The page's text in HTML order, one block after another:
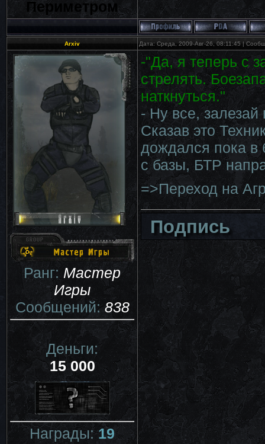
Периметром
Arxiv Дата: Среда, 2009-Авг-26, 08:11:45 |
Ранг:Мастер
Игры
Сообщений:838
Деньги:
15 000
Награды:19
-"Да, я теперь с
стрелять.
наткнуться."
- Ну все,
Сказав это
дождался пока в
с базы, БТР
=>Переход на
Подпись